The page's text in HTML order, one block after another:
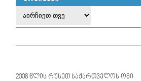
2008 წლის რუსეთ საქართველოს ომი